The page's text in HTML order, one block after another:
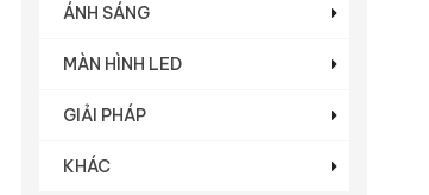
ÁNH SÁNG
MÀN HÌNH LED
GIẢI PHÁP
KHÁC